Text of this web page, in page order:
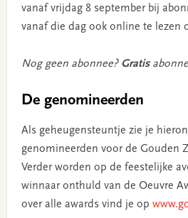
vanaf vrijdag 8 september bij
vanaf die dag ook online te lezen
Nog geen abonnee? Gratis
De genomineerden
Als geheugensteuntje zie je
genomineerden voor de Gouden
Verder worden op de feestelijke
winnaar onthuld van de Oeuvre
over alle awards vind je op